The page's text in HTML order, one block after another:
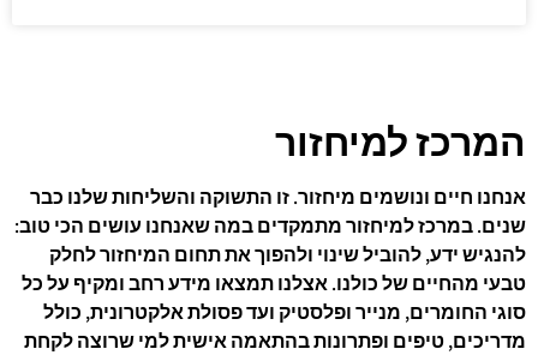
המרכז למיחזור
אנחנו חיים ונושמים מיחזור. זו התשוקה והשליחות שלנו כבר
שנים. במרכז למיחזור מתמקדים במה שאנחנו עושים הכי טוב:
להנגיש ידע, להוביל שינוי ולהפוך את תחום המיחזור לחלק
טבעי מהחיים של כולנו. אצלנו תמצאו מידע רחב ומקיף על כל
סוגי החומרים, מנייר ופלסטיק ועד פסולת אלקטרונית, כולל
מדריכים, טיפים ופתרונות בהתאמה אישית למי שרוצה לקחת